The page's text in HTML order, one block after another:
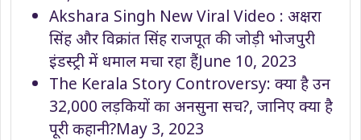
Akshara Singh New Viral Video : अक्षरा
सिंह और विक्रांत सिंह राजपूत की जोड़ी भोजपुरी
इंडस्ट्री में धमाल मचा रहा हैंJune 10, 2023
The Kerala Story Controversy: क्या है उन
32,000 लड़कियों का अनसुना सच?, जानिए क्या है
पूरी कहानी?May 3, 2023